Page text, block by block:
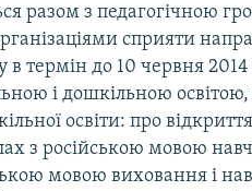
разом з педагогічною
сприяти
в термін до 10 червня
і дошкільною
освіти: про
з російською мовою
мовою виховання і